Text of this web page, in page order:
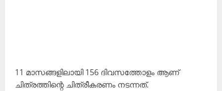
11 മാസങ്ങളിലായി 156 ദിവസത്തോളം ആണ്
ചിത്രത്തിന്റെ ചിത്രീകരണം നടന്നത്.